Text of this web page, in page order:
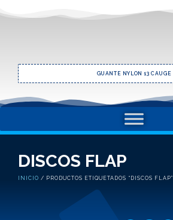
GUANTE NYLON 13 CAUGE
DISCOS FLAP
INICIO / PRODUCTOS ETIQUETADOS “DISCOS FLAP”